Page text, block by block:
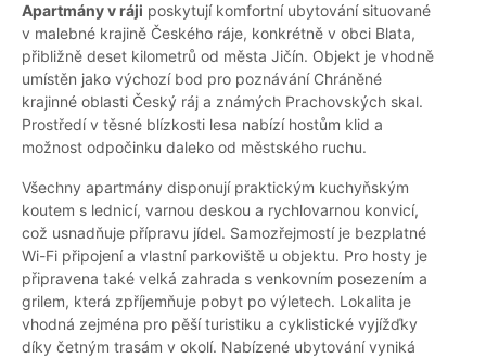
Apartmány v ráji poskytují komfortní ubytování situované
v malebné krajině Českého ráje, konkrétně v obci Blata,
přibližně deset kilometrů od města Jičín. Objekt je vhodně
umístěn jako výchozí bod pro poznávání Chráněné
krajinné oblasti Český ráj a známých Prachovských skal.
Prostředí v těsné blízkosti lesa nabízí hostům klid a
možnost odpočinku daleko od městského ruchu.
Všechny apartmány disponují praktickým kuchyňským
koutem s lednicí, varnou deskou a rychlovarnou konvicí,
což usnadňuje přípravu jídel. Samozřejmostí je bezplatné
Wi-Fi připojení a vlastní parkoviště u objektu. Pro hosty je
připravena také velká zahrada s venkovním posezením a
grilem, která zpříjemňuje pobyt po výletech. Lokalita je
vhodná zejména pro pěší turistiku a cyklistické vyjížďky
díky četným trasám v okolí. Nabízené ubytování vyniká